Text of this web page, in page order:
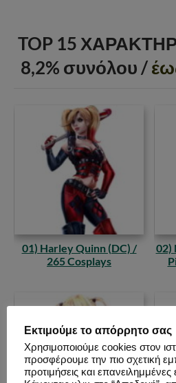
TOP 15
8,2% συνόλου/
01) Harley Quinn (DC) /
265 Cosplays
02)
Εκτιμούμε το απόρρητο σας
Χρησιμοποιούμε cookies στον
προσφέρουμε την πιο σχετική
προτιμήσεις και επανειλημμένες